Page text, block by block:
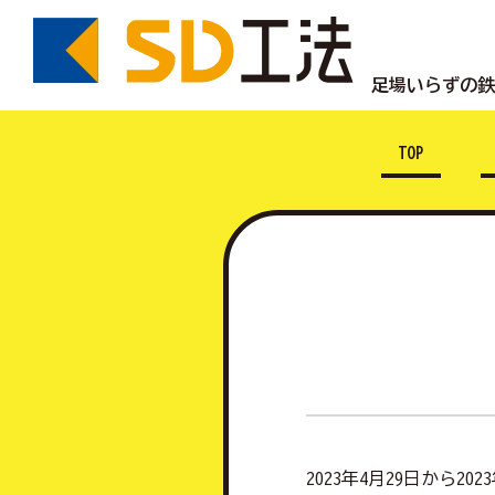
足場いらずの
TOP
2023年4月29日から